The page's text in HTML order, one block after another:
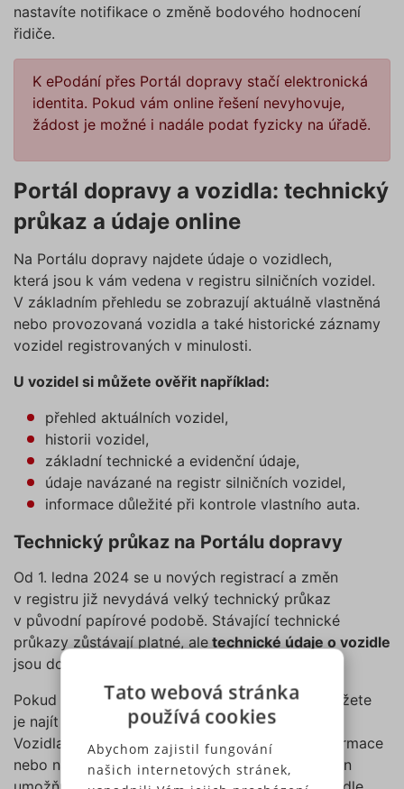
nastavíte notifikace o změně bodového hodnocení
řidiče.
K ePodání přes Portál dopravy stačí elektronická
identita. Pokud vám online řešení nevyhovuje,
žádost je možné i nadále podat fyzicky na úřadě.
Portál dopravy a vozidla: technický
průkaz a údaje online
Na Portálu dopravy najdete údaje o vozidlech,
která jsou k vám vedena v registru silničních vozidel.
V základním přehledu se zobrazují aktuálně vlastněná
nebo provozovaná vozidla a také historické záznamy
vozidel registrovaných v minulosti.
U vozidel si můžete ověřit například:
přehled aktuálních vozidel,
historii vozidel,
základní technické a evidenční údaje,
údaje navázané na registr silničních vozidel,
informace důležité při kontrole vlastního auta.
Technický průkaz na Portálu dopravy
Od 1. ledna 2024 se u nových registrací a změn
v registru již nevydává velký technický průkaz
v původní papírové podobě. Stávající technické
průkazy zůstávají platné, ale technické údaje o vozidle
jsou dostupné elektronicky.
Pokud hledáte údaje z technického průkazu, můžete
je najít online přes Portál dopravy v sekci
Vozidla/Registr silničních vozidel/Podrobné informace
nebo navazující služby, napříkladeTechničák
. Ten
Tato webová stránka
používá cookies
Abychom zajistil fungování
našich internetových stránek,